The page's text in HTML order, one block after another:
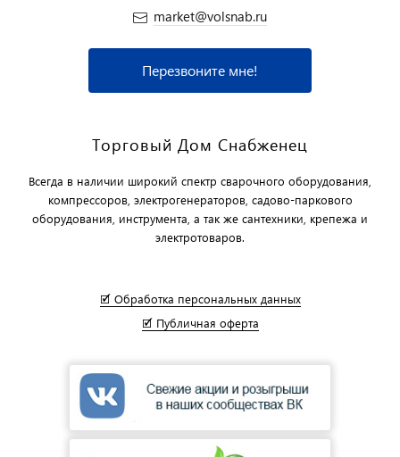
market@volsnab.ru
Перезвоните мне!
Торговый Дом Снабженец
Всегда в наличии широкий спектр сварочного оборудования,
компрессоров, электрогенераторов, садово-паркового
оборудования, инструмента, а так же сантехники, крепежа и
электротоваров.
🗹 Обработка персональных данных
🗹 Публичная оферта